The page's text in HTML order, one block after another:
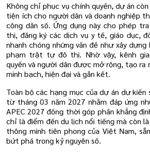
Không chỉ phục vụ chính quyền, dự án
tiện ích cho người dân và doanh nghiệp
công dân số. Ứng dụng này cho phép
thị, đăng ký các dịch vụ y tế, giáo dục,
nhanh chóng những vấn đề như xây dựng
phạm trật tự đô thị. Nhờ vậy, kênh
quyền và người dân được mở rộng, tạo ra
minh bạch, hiện đại và gắn kết.
Toàn bộ các hạng mục của dự án dự kiến
từ tháng 03 năm 2027 nhằm đáp ứng
APEC 2027 đồng thời góp phần khẳng
chỉ là điểm đến du lịch nổi tiếng mà còn
thông minh tiên phong của Việt Nam,
bứt phá trong kỷ nguyên số.